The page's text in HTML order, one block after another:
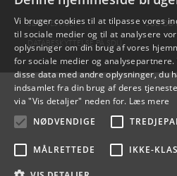
SDU VEJVISER
JOB OG
DATABESKYTTELSE PÅ SDU
Vi bruger cookies til at tilpasse vores
til sociale medier og til at analysere
oplysninger om din brug af vores
for sociale medier og
disse data med andre oplysninger, du
indsamlet fra din brug af deres
via "Vis detaljer" neden for. Læs mere
NØDVENDIGE
MÅLRETTEDE IKKE-